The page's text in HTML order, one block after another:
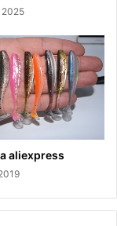
aliexpress